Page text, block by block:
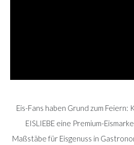
Eis-Fans haben Grund zum Feiern:
EISLIEBE eine Premium-
Maßstäbe für Eisgenuss in